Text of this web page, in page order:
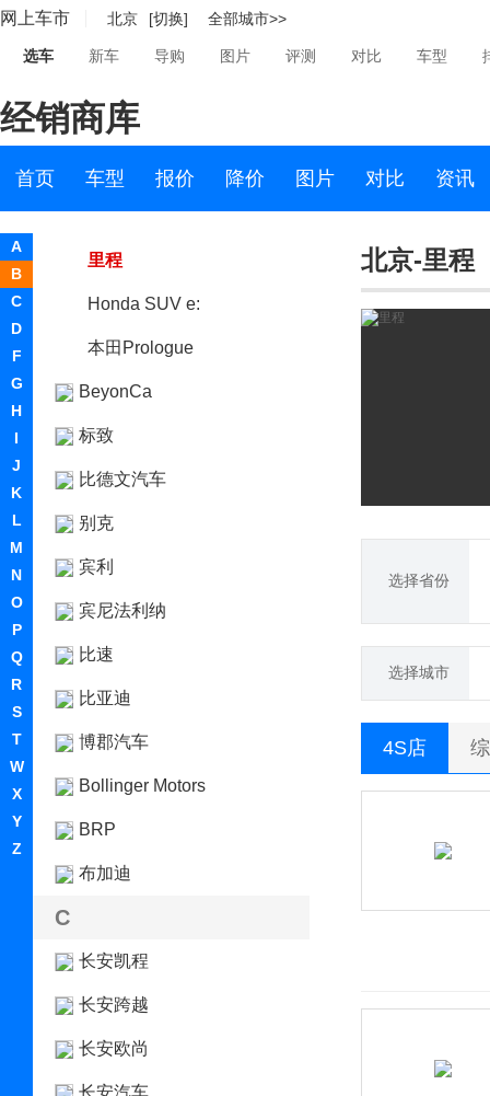
网上车市 北京 [切换] 全部城市>>
选车 新车 导购 图片 评测 对比 车型
经销商库
首页 车型 报价 降价 图片 对比 资讯
A
B
C
D
F
G
H
I
J
K
L
M
N
O
P
Q
R
S
T
W
X
Y
Z
本田SUT
Freed
Tomo
里程
Honda SUV e:
本田Prologue
BeyonCa
标致
比德文汽车
别克
宾利
宾尼法利纳
比速
比亚迪
博郡汽车
Bollinger Motors
BRP
布加迪
C
长安凯程
长安跨越
长安欧尚
长安汽车
北京-里程
选择省份
选择城市
4S店